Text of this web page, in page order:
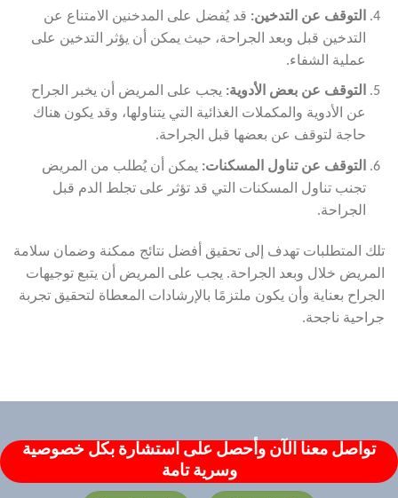
التوقف عن التدخين: قد يُفضل على المدخنين الامتناع عن
التدخين قبل وبعد الجراحة، حيث يمكن أن يؤثر التدخين على
عملية الشفاء.
التوقف عن بعض الأدوية: يجب على المريض أن يخبر الجراح
عن الأدوية والمكملات الغذائية التي يتناولها، وقد يكون هناك
حاجة لتوقف عن بعضها قبل الجراحة.
التوقف عن تناول المسكنات: يمكن أن يُطلب من المريض
تجنب تناول المسكنات التي قد تؤثر على تجلط الدم قبل
الجراحة.
تلك المتطلبات تهدف إلى تحقيق أفضل نتائج ممكنة وضمان سلامة
المريض خلال وبعد الجراحة. يجب على المريض أن يتبع توجيهات
الجراح بعناية وأن يكون ملتزمًا بالإرشادات المعطاة لتحقيق تجربة
جراحية ناجحة.
تواصل معنا الآن وأحصل على استشارة بكل خصوصية
وسرية تامة